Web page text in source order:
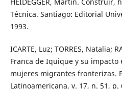
Técnica. Santiago: Editorial
1993.
ICARTE, Luz; TORRES, Natalia;
Franca de Iquique y su
mujeres migrantes fronterizas.
Latinoamericana, v. 17, n. 51,